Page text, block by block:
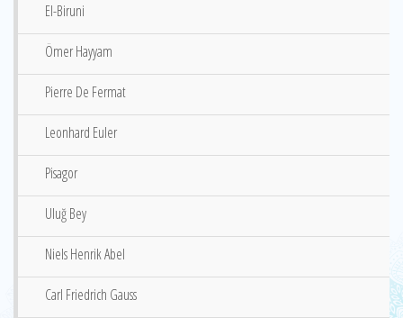
El-Biruni
Ömer Hayyam
Pierre De Fermat
Leonhard Euler
Pisagor
Uluğ Bey
Niels Henrik Abel
Carl Friedrich Gauss